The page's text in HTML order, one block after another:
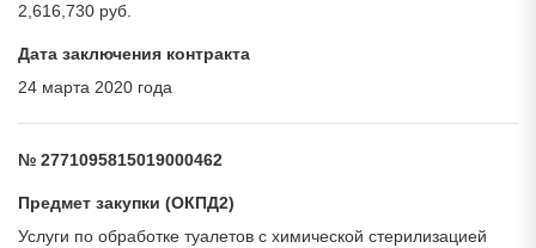
2,616,730 руб.
Дата заключения контракта
24 марта 2020 года
№ 2771095815019000462
Предмет закупки (ОКПД2)
Услуги по обработке туалетов с химической стерилизацией